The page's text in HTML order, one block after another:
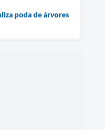
poda de árvores